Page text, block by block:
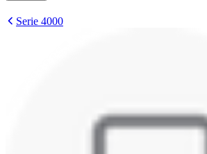
Serie 4000